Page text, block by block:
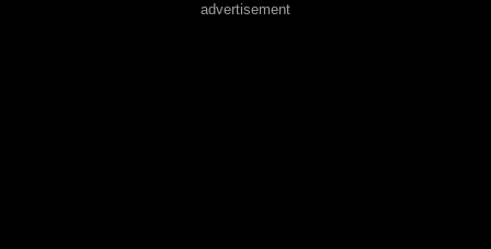
advertisement